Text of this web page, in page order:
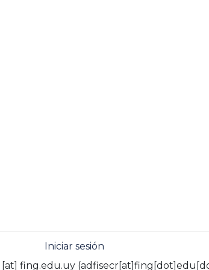
Iniciar sesión
[at] fing.edu.uy